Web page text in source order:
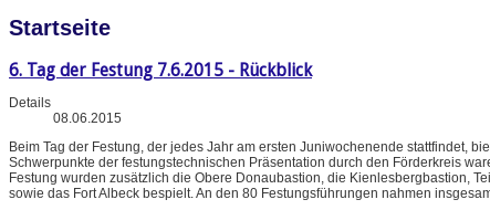
Startseite
6. Tag der Festung 7.6.2015 - Rückblick
Details
08.06.2015
Beim Tag der Festung, der jedes Jahr am ersten Juniwochenende stattfindet,
Schwerpunkte der festungstechnischen Präsentation durch den Förderkreis
Festung wurden zusätzlich die Obere Donaubastion, die Kienlesbergbastion,
sowie das Fort Albeck bespielt. An den 80 Festungsführungen nahmen